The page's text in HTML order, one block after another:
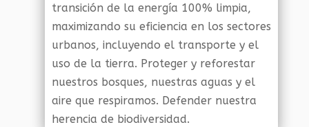
transición de la energía 100% limpia,
maximizando su eficiencia en los sectores
urbanos, incluyendo el transporte y el
uso de la tierra. Proteger y reforestar
nuestros bosques, nuestras aguas y el
aire que respiramos. Defender nuestra
herencia de biodiversidad.